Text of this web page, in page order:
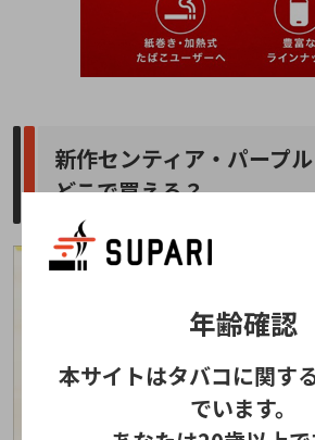
新作センティア・パープ
どこで買える？
年齢確認
本サイトはタバコに関す
でいます。